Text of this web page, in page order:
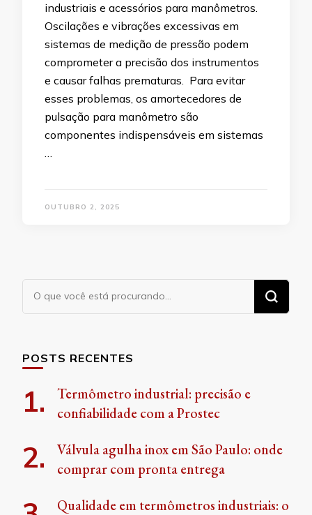
industriais e acessórios para manômetros.
Oscilações e vibrações excessivas em
sistemas de medição de pressão podem
comprometer a precisão dos instrumentos
e causar falhas prematuras. Para evitar
esses problemas, os amortecedores de
pulsação para manômetro são
componentes indispensáveis em sistemas
…
OUTUBRO 2, 2025
Procurando
algo?
POSTS RECENTES
Termômetro industrial: precisão e
confiabilidade com a Prostec
Válvula agulha inox em São Paulo: onde
comprar com pronta entrega
Qualidade em termômetros industriais: o